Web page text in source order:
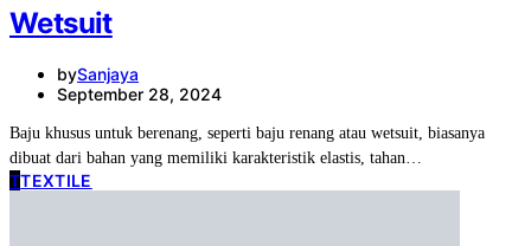
Wetsuit
bySanjaya
September 28, 2024
Baju khusus untuk berenang, seperti baju renang atau wetsuit, biasanya
dibuat dari bahan yang memiliki karakteristik elastis, tahan…
TTEXTILE